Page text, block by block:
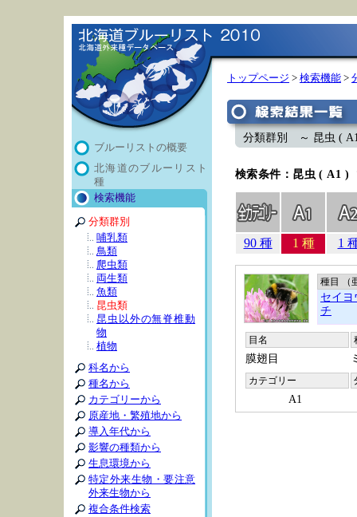
ブルーリストの概要
北海道のブルーリスト
種
検索機能
分類群別
哺乳類
鳥類
爬虫類
両生類
魚類
昆虫類
昆虫以外の無脊椎動
物
植物
科名から
種名から
カテゴリーから
原産地・繁殖地から
導入年代から
影響の種類から
生息環境から
特定外来生物・要注意
外来生物から
複合条件検索
トップページ > 検索機能 >
分類群別 ～ 昆虫 (
検索条件：昆虫 ( A1 )
90 種 1 種 1
種目 （
セイヨ
チ
目名
膜翅目
カテゴリー
A1